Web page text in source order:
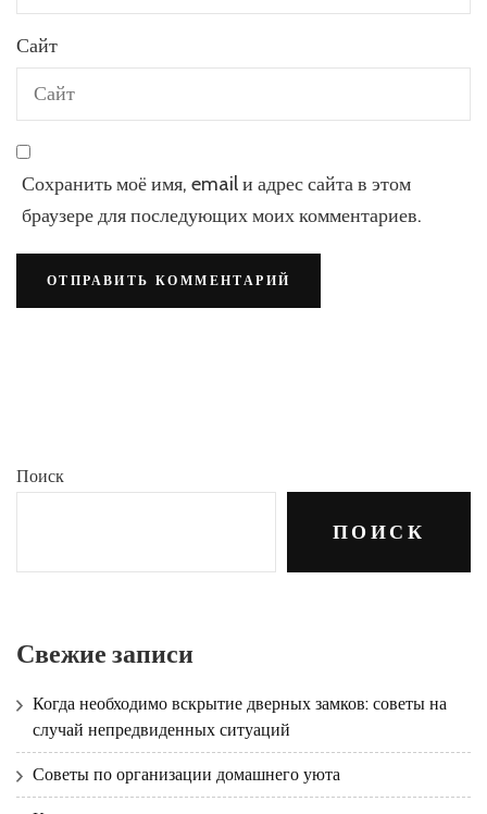
Сайт
Сохранить моё имя, email и адрес сайта в этом
браузере для последующих моих комментариев.
Поиск
ПОИСК
Свежие записи
Когда необходимо вскрытие дверных замков: советы на
случай непредвиденных ситуаций
Советы по организации домашнего уюта